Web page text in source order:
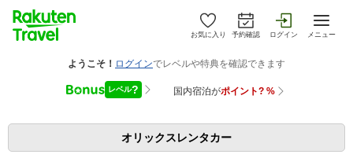
お気に入り 予約確認 ログイン メニュー
オリックスレンタカー